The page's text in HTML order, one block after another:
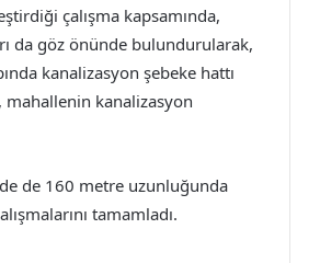
çalışma kapsamında,
da göz önünde bulundurularak,
kanalizasyon şebeke hattı
mahallenin kanalizasyon
de 160 metre uzunluğunda
tamamladı.